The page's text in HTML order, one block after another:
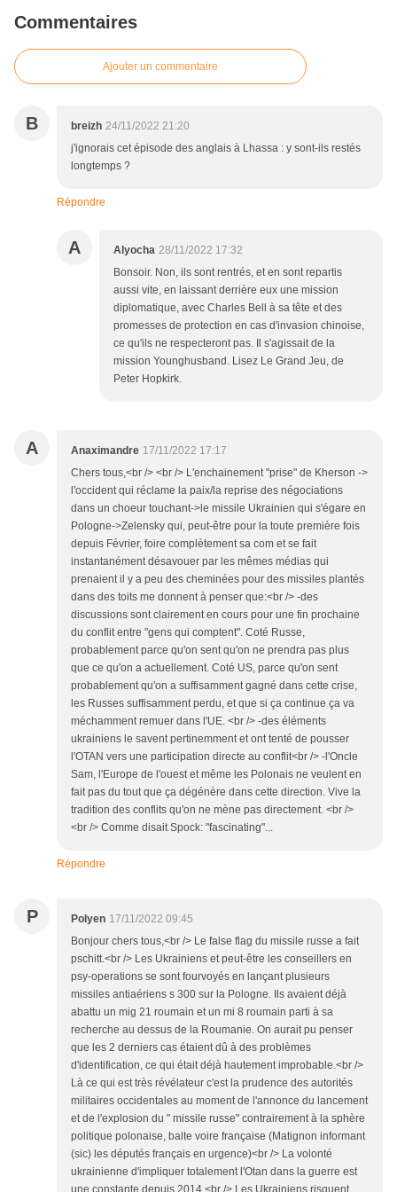
Commentaires
Ajouter un commentaire
B breizh 24/11/2022 21:20
j'ignorais cet épisode des anglais à Lhassa : y sont-ils restés
longtemps ?
Répondre
A Alyocha 28/11/2022 17:32
Bonsoir. Non, ils sont rentrés, et en sont repartis
aussi vite, en laissant derrière eux une mission
diplomatique, avec Charles Bell à sa tête et des
promesses de protection en cas d'invasion chinoise,
ce qu'ils ne respecteront pas. Il s'agissait de la
mission Younghusband. Lisez Le Grand Jeu, de
Peter Hopkirk.
A Anaximandre 17/11/2022 17:17
Chers tous,<br /> <br /> L'enchainement "prise" de Kherson ->
l'occident qui réclame la paix/la reprise des négociations
dans un choeur touchant->le missile Ukrainien qui s'égare en
Pologne->Zelensky qui, peut-être pour la toute première fois
depuis Février, foire complètement sa com et se fait
instantanément désavouer par les mêmes médias qui
prenaient il y a peu des cheminées pour des missiles plantés
dans des toits me donnent à penser que:<br /> -des
discussions sont clairement en cours pour une fin prochaine
du conflit entre "gens qui comptent". Coté Russe,
probablement parce qu'on sent qu'on ne prendra pas plus
que ce qu'on a actuellement. Coté US, parce qu'on sent
probablement qu'on a suffisamment gagné dans cette crise,
les Russes suffisamment perdu, et que si ça continue ça va
méchamment remuer dans l'UE. <br /> -des éléments
ukrainiens le savent pertinemment et ont tenté de pousser
l'OTAN vers une participation directe au conflit<br /> -l'Oncle
Sam, l'Europe de l'ouest et même les Polonais ne veulent en
fait pas du tout que ça dégénère dans cette direction. Vive la
tradition des conflits qu'on ne mène pas directement. <br />
<br /> Comme disait Spock: "fascinating"...
Répondre
P Polyen 17/11/2022 09:45
Bonjour chers tous,<br /> Le false flag du missile russe a fait
pschitt.<br /> Les Ukrainiens et peut-être les conseillers en
psy-operations se sont fourvoyés en lançant plusieurs
missiles antiaériens s 300 sur la Pologne. Ils avaient déjà
abattu un mig 21 roumain et un mi 8 roumain parti à sa
recherche au dessus de la Roumanie. On aurait pu penser
que les 2 derniers cas étaient dû à des problèmes
d'identification, ce qui était déjà hautement improbable.<br />
Là ce qui est très révélateur c'est la prudence des autorités
militaires occidentales au moment de l'annonce du lancement
et de l'explosion du " missile russe" contrairement à la sphère
politique polonaise, balte voire française (Matignon informant
(sic) les députés français en urgence)<br /> La volonté
ukrainienne d'impliquer totalement l'Otan dans la guerre est
une constante depuis 2014.<br /> Les Ukrainiens risquent